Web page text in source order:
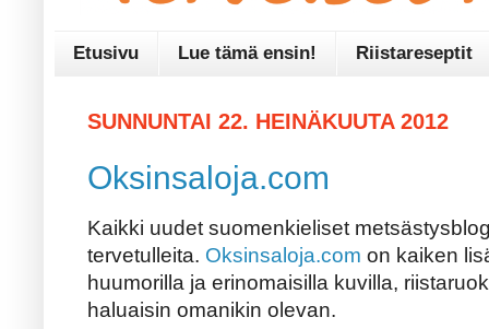
Etusivu Lue tämä ensin! Riistareseptit
SUNNUNTAI 22. HEINÄKUUTA 2012
Oksinsaloja.com
Kaikki uudet suomenkieliset
tervetulleita. Oksinsaloja.com on kaiken
huumorilla ja erinomaisilla kuvilla,
haluaisin omanikin olevan.